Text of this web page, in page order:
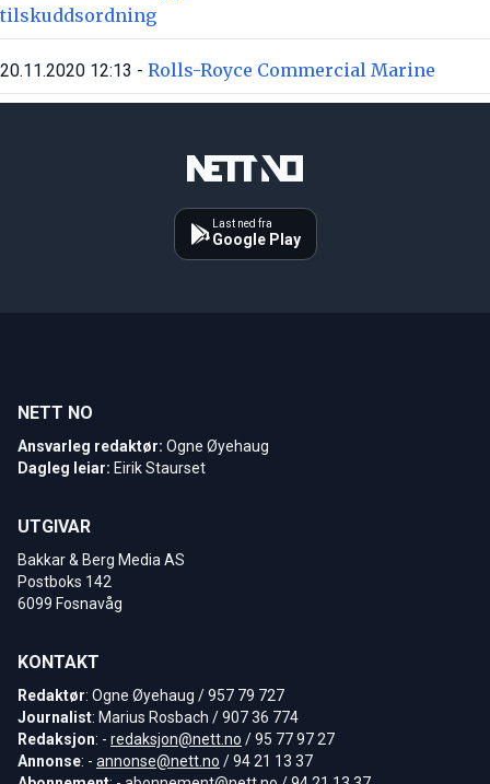
tilskuddsordning
20.11.2020 12:13 - Rolls-Royce Commercial Marine
Last ned fra
Google Play
NETT NO
Ansvarleg redaktør: Ogne Øyehaug
Dagleg leiar: Eirik Staurset
UTGIVAR
Bakkar & Berg Media AS
Postboks 142
6099 Fosnavåg
KONTAKT
Redaktør: Ogne Øyehaug / 957 79 727
Journalist: Marius Rosbach / 907 36 774
Redaksjon: - redaksjon@nett.no / 95 77 97 27
Annonse: - annonse@nett.no / 94 21 13 37